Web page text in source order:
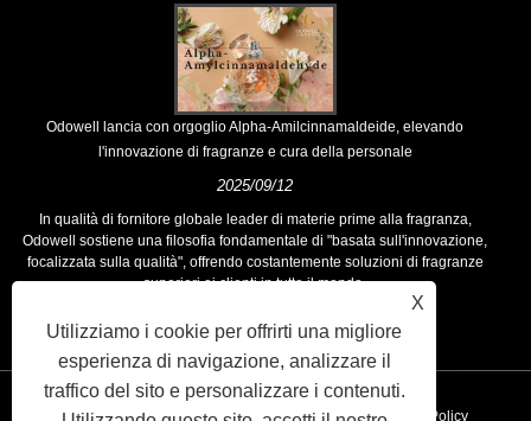
Odowell lancia con orgoglio Alpha-Amilcinnamaldeide, elevando
l'innovazione di fragranze e cura della personale
2025/09/12
In qualità di fornitore globale leader di materie prime alla fragranza,
Odowell sostiene una filosofia fondamentale di "basata sull'innovazione,
focalizzata sulla qualità", offrendo costantemente soluzioni di fragranze
superiori ai clienti in tutto il mondo.
Collegamenti Sitemap RSS XML Privacy Policy
X
Utilizziamo i cookie per offrirti una migliore
esperienza di navigazione, analizzare il
traffico del sito e personalizzare i contenuti.